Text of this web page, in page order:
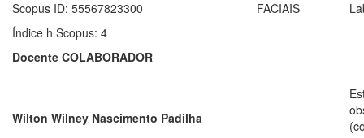
Scopus ID: 55567823300
Índice h Scopus: 4
Docente COLABORADOR
FACIAIS
Wilton Wilney Nascimento Padilha